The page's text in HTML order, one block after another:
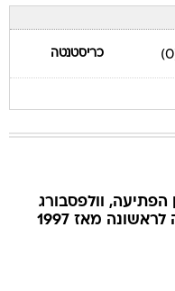
כריסטנטה
הפתיעה, וולפסבורג
מאז 1997